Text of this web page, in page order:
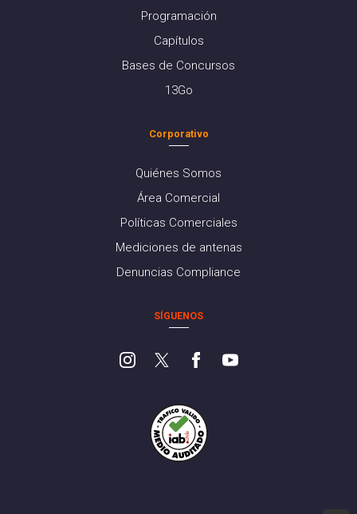
Programación
Capítulos
Bases de Concursos
13Go
Corporativo
Quiénes Somos
Área Comercial
Políticas Comerciales
Mediciones de antenas
Denuncias Compliance
SÍGUENOS